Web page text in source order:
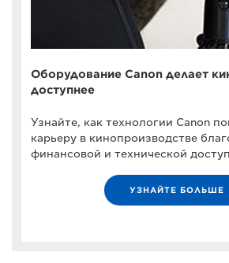
Оборудование Canon делает
доступнее
Узнайте, как технологии Canon
карьеру в кинопроизводстве
финансовой и технической
УЗНАЙТЕ БОЛЬШЕ